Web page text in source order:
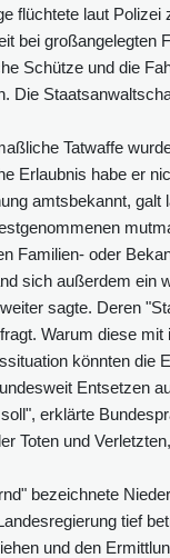
flüchtete laut
bei großangelegten
Schütze und die
Die
Tatwaffe
Erlaubnis habe er
amtsbekannt,
Familien- oder
sich außerdem ein
sagte. Deren
Warum diese
könnten die
Entsetzen
erklärte
Toten und
bezeichnete
tief
und den